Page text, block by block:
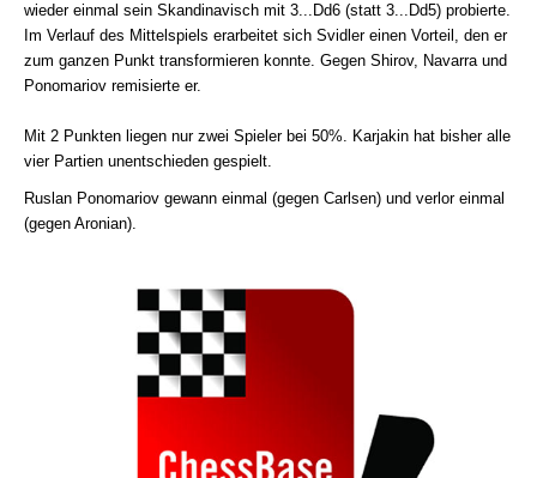
wieder einmal sein Skandinavisch mit 3...Dd6 (statt 3...Dd5) probierte.
Im Verlauf des Mittelspiels erarbeitet sich Svidler einen Vorteil, den er
zum ganzen Punkt transformieren konnte. Gegen Shirov, Navarra und
Ponomariov remisierte er.
Mit 2 Punkten liegen nur zwei Spieler bei 50%. Karjakin hat bisher alle
vier Partien unentschieden gespielt.
Ruslan Ponomariov gewann einmal (gegen Carlsen) und verlor einmal
(gegen Aronian).